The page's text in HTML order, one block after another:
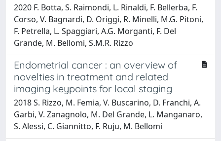
2020 F. Botta, S. Raimondi, L. Rinaldi, F. Bellerba, F.
Corso, V. Bagnardi, D. Origgi, R. Minelli, M.G. Pitoni,
F. Petrella, L. Spaggiari, A.G. Morganti, F. Del
Grande, M. Bellomi, S.M.R. Rizzo
Endometrial cancer : an overview of
novelties in treatment and related
imaging keypoints for local staging
2018 S. Rizzo, M. Femia, V. Buscarino, D. Franchi, A.
Garbi, V. Zanagnolo, M. Del Grande, L. Manganaro,
S. Alessi, C. Giannitto, F. Ruju, M. Bellomi